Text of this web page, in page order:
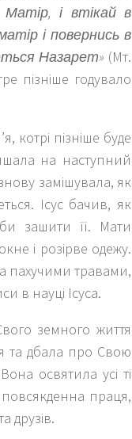
і втікай в
і повернись в
Назарет» (Мт.
пізніше годувало
котрі пізніше буде
на наступний
замішувала, як
Ісус бачив, як
зашити її. Мати
і розірве одежу.
пахучими травами,
в науці Ісуса.
земного життя
та дбала про Свою
освятила усі ті
праця,
друзів.